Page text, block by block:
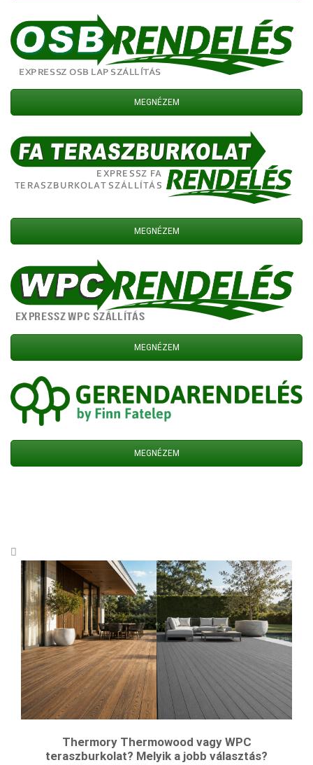
MEGNÉZEM
MEGNÉZEM
MEGNÉZEM
MEGNÉZEM
Thermory Thermowood vagy WPC
teraszburkolat? Melyik a jobb választás?